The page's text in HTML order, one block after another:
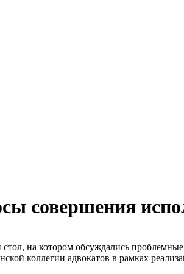
совершения
на котором обсуждались
коллегии адвокатов в рамках